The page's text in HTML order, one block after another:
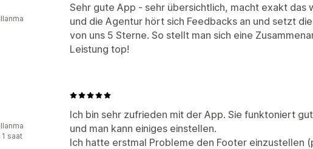
Sehr gute App - sehr übersichtlich, macht exakt das
und die Agentur hört sich Feedbacks an und setzt
von uns 5 Sterne. So stellt man sich eine
Leistung top!
Ich bin sehr zufrieden mit der App. Sie funktoniert
und man kann einiges einstellen.
Ich hatte erstmal Probleme den Footer einzustellen
1 saat